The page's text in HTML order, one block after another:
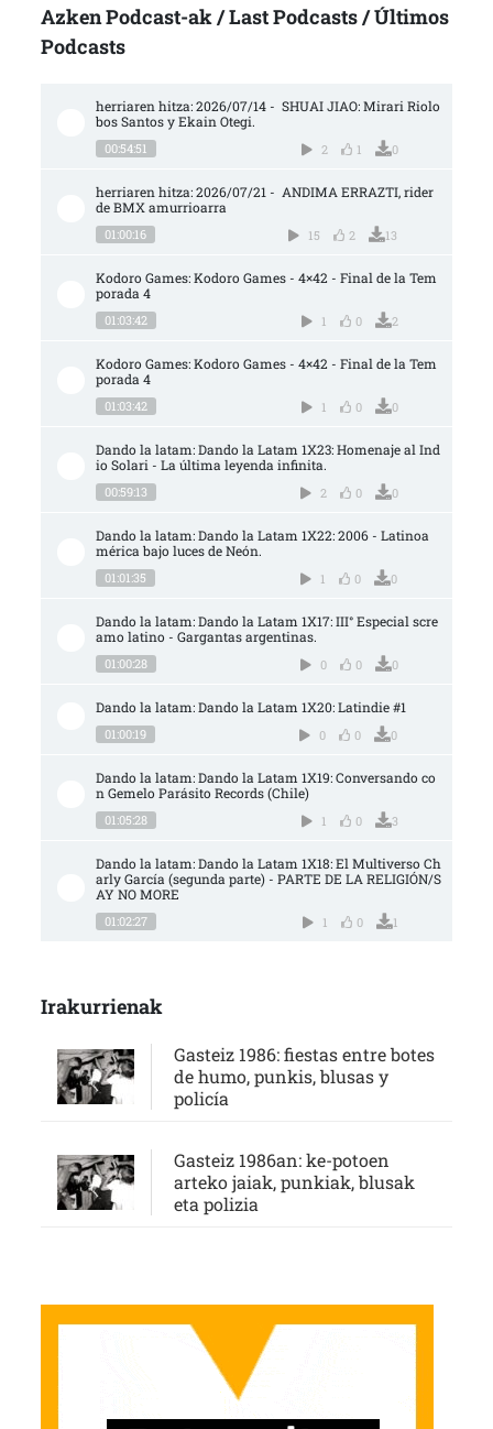
Azken Podcast-ak / Last Podcasts / Últimos
Podcasts
herriaren hitza: 2026/07/14 -  SHUAI JIAO: Mirari Riolo
bos Santos y Ekain Otegi.
00:54:51 2 1 0
herriaren hitza: 2026/07/21 -  ANDIMA ERRAZTI, rider
de BMX amurrioarra
01:00:16 15 2 13
Kodoro Games: Kodoro Games - 4×42 - Final de la Tem
porada 4
01:03:42 1 0 2
Kodoro Games: Kodoro Games - 4×42 - Final de la Tem
porada 4
01:03:42 1 0 0
Dando la latam: Dando la Latam 1X23: Homenaje al Ind
io Solari - La última leyenda infinita.
00:59:13 2 0 0
Dando la latam: Dando la Latam 1X22: 2006 - Latinoa
mérica bajo luces de Neón.
01:01:35 1 0 0
Dando la latam: Dando la Latam 1X17: III° Especial scre
amo latino - Gargantas argentinas.
01:00:28 0 0 0
Dando la latam: Dando la Latam 1X20: Latindie #1
01:00:19 0 0 0
Dando la latam: Dando la Latam 1X19: Conversando co
n Gemelo Parásito Records (Chile)
01:05:28 1 0 3
Dando la latam: Dando la Latam 1X18: El Multiverso Ch
arly García (segunda parte) - PARTE DE LA RELIGIÓN/S
AY NO MORE
01:02:27 1 0 1
Irakurrienak
Gasteiz 1986: fiestas entre botes
de humo, punkis, blusas y
policía
Gasteiz 1986an: ke-potoen
arteko jaiak, punkiak, blusak
eta polizia